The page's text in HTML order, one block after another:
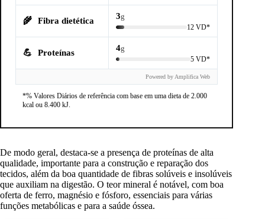
🌾 Fibra dietética 3g
12 VD*
💪 Proteínas 4g
5 VD*
Powered by Amplifica Web
*% Valores Diários de referência com base em uma dieta de 2.000
kcal ou 8.400 kJ.
De modo geral, destaca-se a presença de proteínas de alta
qualidade, importante para a construção e reparação dos
tecidos, além da boa quantidade de fibras solúveis e insolúveis
que auxiliam na digestão. O teor mineral é notável, com boa
oferta de ferro, magnésio e fósforo, essenciais para várias
funções metabólicas e para a saúde óssea.